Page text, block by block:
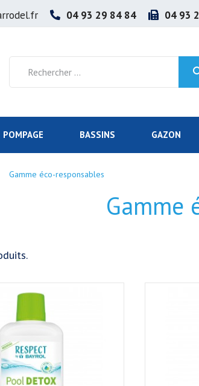
04 93 29 84 84 04 93
POMPAGE BASSINS GAZON
Gamme éco-responsables
Gamme